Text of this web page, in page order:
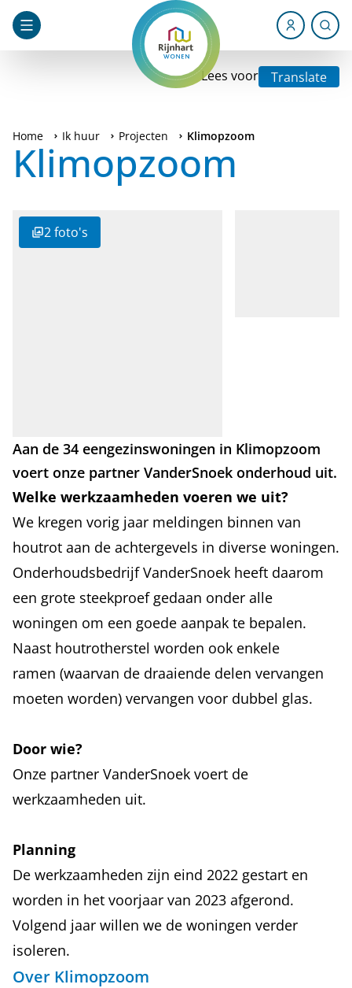
Lees voor Translate
Home Ik huur Projecten Klimopzoom
Klimopzoom
2foto's
Aan de 34 eengezinswoningen in Klimopzoom
voert onze partner VanderSnoek onderhoud uit.
Welke werkzaamheden voeren we uit?
We kregen vorig jaar meldingen binnen van
houtrot aan de achtergevels in diverse woningen.
Onderhoudsbedrijf VanderSnoek heeft daarom
een grote steekproef gedaan onder alle
woningen om een goede aanpak te bepalen.
Naast houtrotherstel worden ook enkele
ramen (waarvan de draaiende delen vervangen
moeten worden) vervangen voor dubbel glas.
Door wie?
Onze partner VanderSnoek voert de
werkzaamheden uit.
Planning
De werkzaamheden zijn eind 2022 gestart en
worden in het voorjaar van 2023 afgerond.
Volgend jaar willen we de woningen verder
isoleren.
Over Klimopzoom